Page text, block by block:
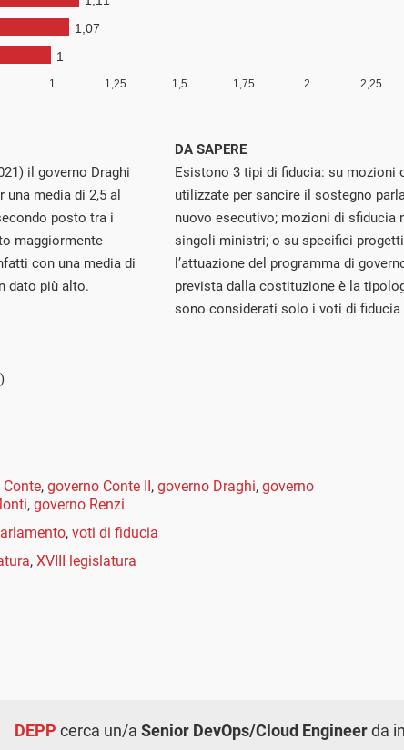
il governo Draghi
media di 2,5 al
posto tra i
maggiormente
con una media di
dato più alto.
DA SAPERE
Esistono 3 tipi di fiducia: su mozioni
utilizzate per sancire il sostegno
nuovo esecutivo; mozioni di sfiducia
singoli ministri; o su specifici
l’attuazione del programma di
prevista dalla costituzione è la
sono considerati solo i voti di fiducia
, governo Conte II, governo Draghi, governo
, governo Renzi
, voti di fiducia
, XVIII legislatura
DEPP cerca un/aSenior DevOps/Cloud Engineerda